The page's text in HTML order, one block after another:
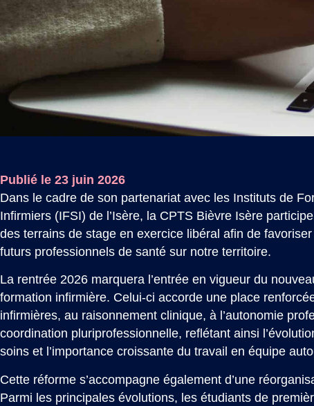
Publié le 23 juin 2026
Dans le cadre de son partenariat avec les Instituts de
Infirmiers (IFSI) de l’Isère, la CPTS Bièvre Isère
des terrains de stage en exercice libéral afin de
futurs professionnels de santé sur notre territoire.
La rentrée 2026 marquera l’entrée en vigueur du
formation infirmière. Celui-ci accorde une place
infirmières, au raisonnement clinique, à l’autonomie
coordination pluriprofessionnelle, reflétant ainsi
soins et l’importance croissante du travail en équipe
Cette réforme s’accompagne également d’une
Parmi les principales évolutions, les étudiants de